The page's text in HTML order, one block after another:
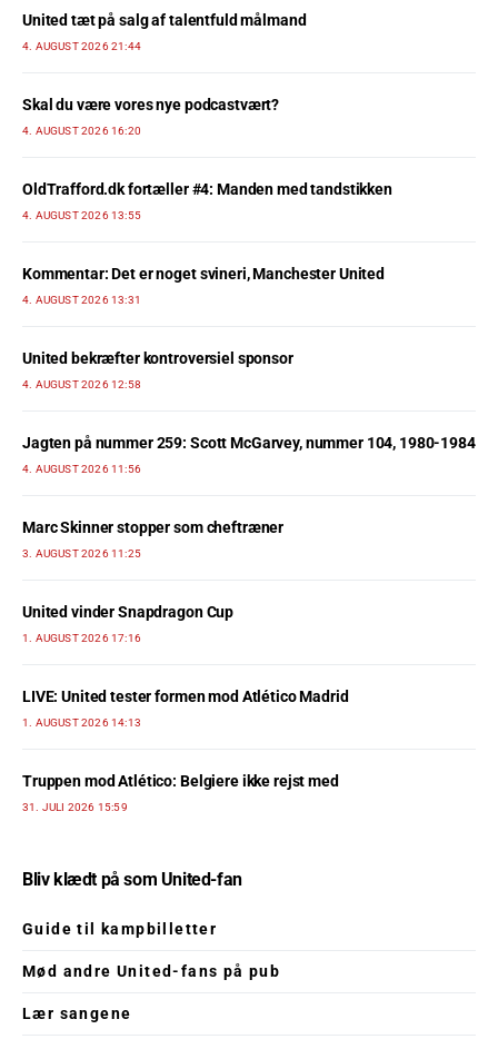
United tæt på salg af talentfuld målmand
4. AUGUST 2026 21:44
Skal du være vores nye podcastvært?
4. AUGUST 2026 16:20
OldTrafford.dk fortæller #4: Manden med tandstikken
4. AUGUST 2026 13:55
Kommentar: Det er noget svineri, Manchester United
4. AUGUST 2026 13:31
United bekræfter kontroversiel sponsor
4. AUGUST 2026 12:58
Jagten på nummer 259: Scott McGarvey, nummer 104, 1980-1984
4. AUGUST 2026 11:56
Marc Skinner stopper som cheftræner
3. AUGUST 2026 11:25
United vinder Snapdragon Cup
1. AUGUST 2026 17:16
LIVE: United tester formen mod Atlético Madrid
1. AUGUST 2026 14:13
Truppen mod Atlético: Belgiere ikke rejst med
31. JULI 2026 15:59
Bliv klædt på som United-fan
Guide til kampbilletter
Mød andre United-fans på pub
Lær sangene